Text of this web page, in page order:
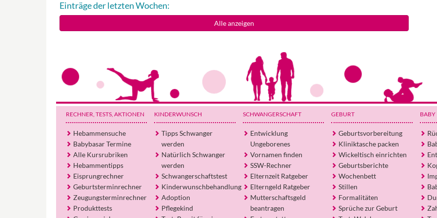
Einträge der letzten Wochen:
Alle anzeigen
RECHNER, TESTS, AKTIONEN
Hebammensuche
Babybasar Termine
Alle Kursrubriken
Hebammentipps
Eisprungrechner
Geburtsterminrechner
Zeugungsterminrechner
Produkttests
KINDERWUNSCH
Tipps Schwanger
werden
Natürlich Schwanger
werden
Schwangerschaftstest
Kinderwunschbehandlung
Adoption
Pflegekind
SCHWANGERSCHAFT
Entwicklung
Ungeborenes
Vornamen finden
SSW-Rechner
Elternzeit Ratgeber
Elterngeld Ratgeber
Mutterschaftsgeld
beantragen
GEBURT
Geburtsvorbereitung
Kliniktasche packen
Wickeltisch einrichten
Geburtsberichte
Wochenbett
Stillen
Formalitäten
Sprüche zur Geburt
BABY